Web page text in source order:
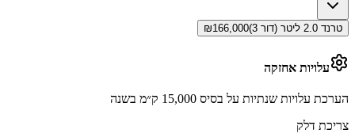
טרנד 2.0 ליטר (דור 3) ₪166,000
עלויות אחזקה
הערכת עלויות שנתיות על בסיס 15,000 ק״מ בשנה
צריכת דלק